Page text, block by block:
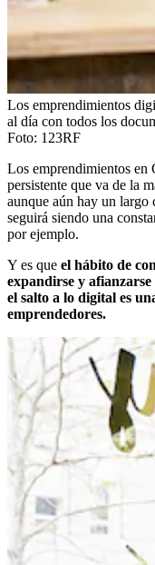
Los emprendimientos
al día con todos los
Foto: 123RF
Los emprendimientos en
persistente que va de la
aunque aún hay un
seguirá siendo una
por ejemplo.
Y es que el hábito de
expandirse y
el salto a lo digital es
emprendedores.